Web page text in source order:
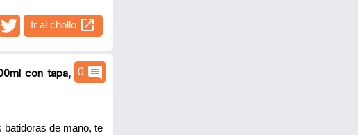
Ir al chollo open_in_new
0 comment
con tapa, acero
batidoras de mano, te